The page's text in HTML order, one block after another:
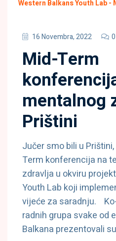
Western Balkans Youth Lab -
16 Novembra, 2022
Mid-Term
mentalnog
Prištini
Jučer smo bili u
Term konferencija na
zdravlja u okviru
Youth Lab koji
vijeće za saradnju.
radnih grupa svake od
Balkana prezentovali